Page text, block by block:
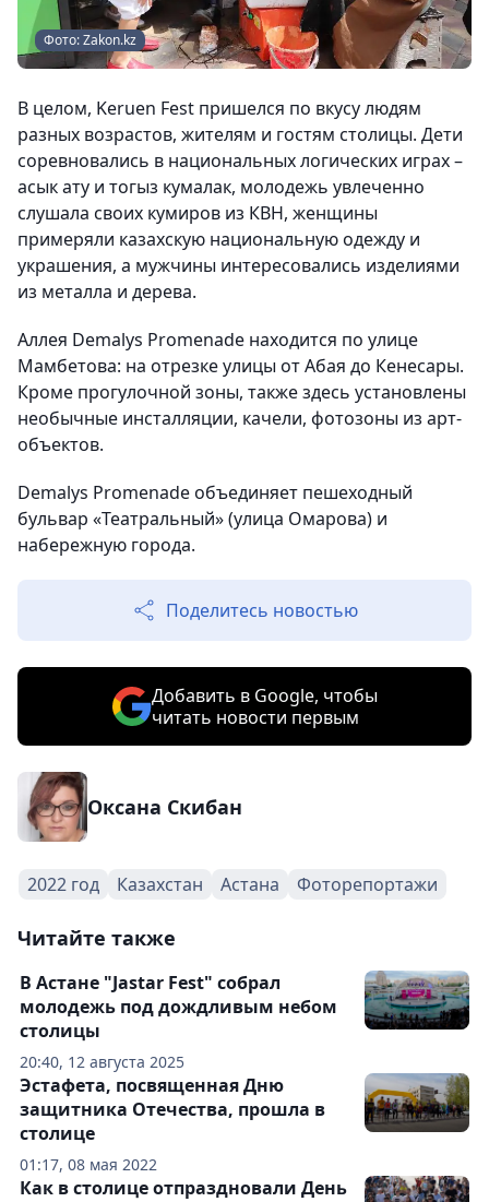
Фото: Zakon.kz
В целом, Keruen Fest пришелся по вкусу людям
разных возрастов, жителям и гостям столицы. Дети
соревновались в национальных логических играх –
асык ату и тогыз кумалак, молодежь увлеченно
слушала своих кумиров из КВН, женщины
примеряли казахскую национальную одежду и
украшения, а мужчины интересовались изделиями
из металла и дерева.
Аллея Demalys Promenade находится по улице
Мамбетова: на отрезке улицы от Абая до Кенесары.
Кроме прогулочной зоны, также здесь установлены
необычные инсталляции, качели, фотозоны из арт-
объектов.
Demalys Promenade объединяет пешеходный
бульвар «Театральный» (улица Омарова) и
набережную города.
Поделитесь новостью
Добавить в Google, чтобы
читать новости первым
Оксана Скибан
2022 год Казахстан Астана Фоторепортажи
Читайте также
20:40, 12 августа 2025
В Астане "Jastar Fest" собрал
молодежь под дождливым небом
столицы
01:17, 08 мая 2022
Эстафета, посвященная Дню
защитника Отечества, прошла в
столице
Как в столице отпраздновали День